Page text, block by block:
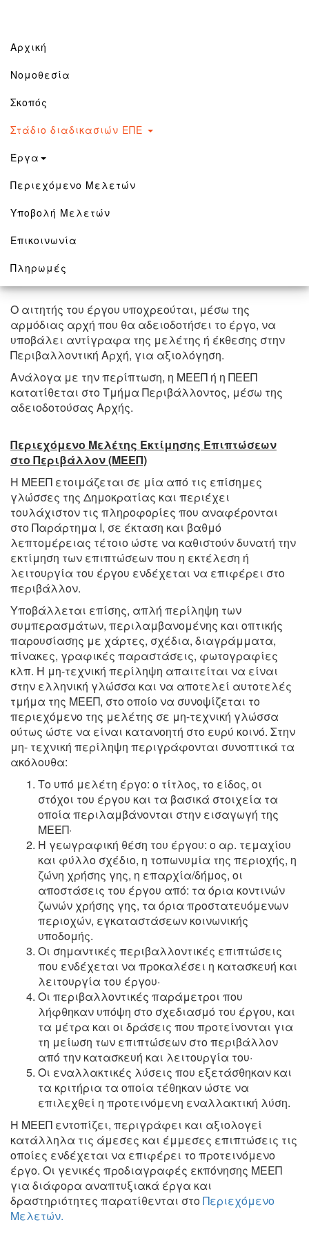
Αρχική
Νομοθεσία
Σκοπός
Στάδιο διαδικασιών ΕΠΕ
Έργα
Περιεχόμενο Μελετών
Υποβολή Μελετών
Επικοινωνία
Πληρωμές
Ετοιμασία Μελέτης Εκτίμησης Επιπτώσεων
Έκθεσης Επιπτώσεων στο Περιβάλλον
Ο αιτητής του έργου υποχρεούται, μέσω της
αρμόδιας αρχή που θα αδειοδοτήσει το έργο, να
υποβάλει αντίγραφα της μελέτης ή έκθεσης στην
Περιβαλλοντική Αρχή, για αξιολόγηση.
Ανάλογα με την περίπτωση, η ΜΕΕΠ ή η ΠΕΕΠ
κατατίθεται στο Τμήμα Περιβάλλοντος, μέσω της
αδειοδοτούσας Αρχής.
Περιεχόμενο Μελέτης Εκτίμησης Επιπτώσεων
στο Περιβάλλον (ΜΕΕΠ)
Η ΜΕΕΠ ετοιμάζεται σε μία από τις επίσημες
γλώσσες της Δημοκρατίας και περιέχει
τουλάχιστον τις πληροφορίες που αναφέρονται
στο Παράρτημα Ι, σε έκταση και βαθμό
λεπτομέρειας τέτοιο ώστε να καθιστούν δυνατή την
εκτίμηση των επιπτώσεων που η εκτέλεση ή
λειτουργία του έργου ενδέχεται να επιφέρει στο
περιβάλλον.
Υποβάλλεται επίσης, απλή περίληψη των
συμπερασμάτων, περιλαμβανομένης και οπτικής
παρουσίασης με χάρτες, σχέδια, διαγράμματα,
πίνακες, γραφικές παραστάσεις, φωτογραφίες
κλπ. Η μη-τεχνική περίληψη απαιτείται να είναι
στην ελληνική γλώσσα και να αποτελεί αυτοτελές
τμήμα της ΜΕΕΠ, στο οποίο να συνοψίζεται το
περιεχόμενο της μελέτης σε μη-τεχνική γλώσσα
ούτως ώστε να είναι κατανοητή στο ευρύ κοινό. Στην
μη- τεχνική περίληψη περιγράφονται συνοπτικά τα
ακόλουθα:
Το υπό μελέτη έργο: ο τίτλος, το είδος, οι
στόχοι του έργου και τα βασικά στοιχεία τα
οποία περιλαμβάνονται στην εισαγωγή της
ΜΕΕΠ·
Η γεωγραφική θέση του έργου: ο αρ. τεμαχίου
και φύλλο σχέδιο, η τοπωνυμία της περιοχής, η
ζώνη χρήσης γης, η επαρχία/δήμος, οι
αποστάσεις του έργου από: τα όρια κοντινών
ζωνών χρήσης γης, τα όρια προστατευόμενων
περιοχών, εγκαταστάσεων κοινωνικής
υποδομής.
Οι σημαντικές περιβαλλοντικές επιπτώσεις
που ενδέχεται να προκαλέσει η κατασκευή και
λειτουργία του έργου·
Οι περιβαλλοντικές παράμετροι που
λήφθηκαν υπόψη στο σχεδιασμό του έργου, και
τα μέτρα και οι δράσεις που προτείνονται για
τη μείωση των επιπτώσεων στο περιβάλλον
από την κατασκευή και λειτουργία του·
Οι εναλλακτικές λύσεις που εξετάσθηκαν και
τα κριτήρια τα οποία τέθηκαν ώστε να
επιλεχθεί η προτεινόμενη εναλλακτική λύση.
Η ΜΕΕΠ εντοπίζει, περιγράφει και αξιολογεί
κατάλληλα τις άμεσες και έμμεσες επιπτώσεις τις
οποίες ενδέχεται να επιφέρει το προτεινόμενο
έργο. Οι γενικές προδιαγραφές εκπόνησης ΜΕΕΠ
για διάφορα αναπτυξιακά έργα και
δραστηριότητες παρατίθενται στοΠεριεχόμενο
Μελετών.